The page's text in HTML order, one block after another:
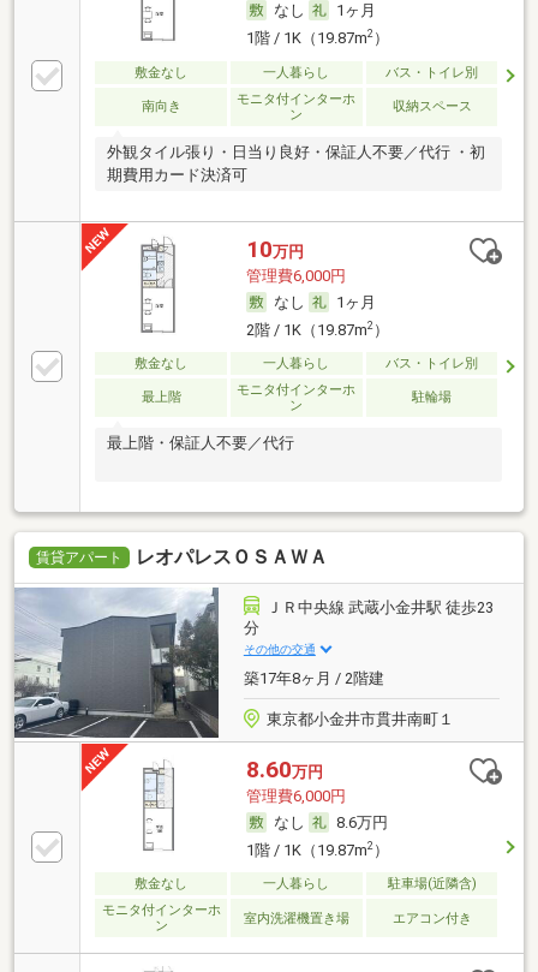
なし
1ヶ月
1階 / 1K（19.87m2）
敷金なし 一人暮らし バス・トイレ別
南向き
モニタ付インターホ
ン
収納スペース
外観タイル張り・日当り良好・保証人不要／代行 ・初
期費用カード決済可
10万円
管理費6,000円
なし
1ヶ月
2階 / 1K（19.87m2）
敷金なし 一人暮らし バス・トイレ別
最上階
モニタ付インターホ
ン
駐輪場
最上階・保証人不要／代行
賃貸アパート レオパレスＯＳＡＷＡ
ＪＲ中央線 武蔵小金井駅 徒歩23
分
その他の交通
築17年8ヶ月 / 2階建
東京都小金井市貫井南町１
8.60万円
管理費6,000円
なし
8.6万円
1階 / 1K（19.87m2）
敷金なし 一人暮らし
駐車場(近隣含)
モニタ付インターホ
ン
室内洗濯機置き場 エアコン付き